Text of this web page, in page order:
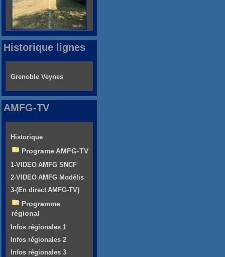
Historique lignes
Grenoble Veynes
AMFG-TV
Historique
Programe AMFG-TV
1-VIDEO AMFG SNCF
2-VIDEO AMFG Modélis
3-(En direct AMFG-TV)
Programme
régional
Infos régionales 1
Infos régionales 2
Infos régionales 3